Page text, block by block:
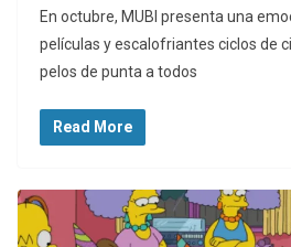
En octubre, MUBI presenta una
películas y escalofriantes ciclos de
pelos de punta a todos
Read More